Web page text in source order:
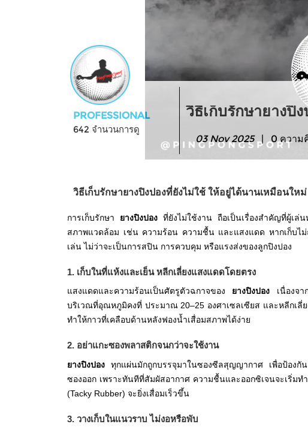
PROFESSIONAL
642 จำนวนการดู
วิธีเก็บรักษายางปิ
03 Nov 2025 |0ความ
วิธีเก็บรักษายางปิงปองที่ยังไม่ใช้ ให้อยู่ได้นานเหมือนใหม่
การเก็บรักษา ยางปิงปองที่ยังไม่ใช้งาน ถือเป็นเรื่องสำคัญที่ผู้เล่น
สภาพแวดล้อม เช่น ความร้อน ความชื้น และแสงแดด หากเก็บไ
เล่น ไม่ว่าจะเป็นการสปิน การควบคุม หรือแรงส่งของลูกปิงปอง
1. เก็บในที่แห้งและเย็น หลีกเลี่ยงแสงแดดโดยตรง
แสงแดดและความร้อนเป็นศัตรูตัวฉกาจของ ยางปิงปอง เนื่องจา
บริเวณที่อุณหภูมิคงที่ ประมาณ 20–25 องศาเซลเซียส และหลีกเ
ทำให้กาวที่เคลือบด้านหลังฟองน้ำเสื่อมสภาพได้ง่าย
2. อย่าแกะซองพลาสติกจนกว่าจะใช้งาน
ยางปิงปอง ทุกแผ่นมักถูกบรรจุมาในซองซีลสุญญากาศ เพื่อป้องกั
ซองออก เพราะทันทีที่สัมผัสอากาศ ความชื้นและออกซิเจนจะเริ่ม
(Tacky Rubber) จะยิ่งเสื่อมเร็วขึ้น
3. วางเก็บในแนวราบ ไม่งอหรือพับ